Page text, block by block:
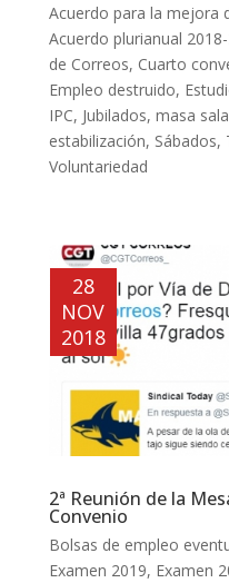
Acuerdo para la mejora
Acuerdo plurianual
de Correos, Cuarto
Empleo destruido,
IPC, Jubilados, masa
estabilización, Sábados,
Voluntariedad
2ª Reunión de la
Convenio
28
NOV
2018
Bolsas de empleo
Examen 2019, Examen